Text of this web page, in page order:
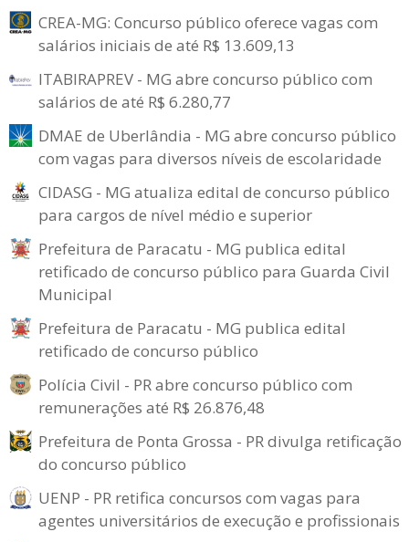
CREA-MG: Concurso público oferece vagas com
salários iniciais de até R$ 13.609,13
ITABIRAPREV - MG abre concurso público com
salários de até R$ 6.280,77
DMAE de Uberlândia - MG abre concurso público
com vagas para diversos níveis de escolaridade
CIDASG - MG atualiza edital de concurso público
para cargos de nível médio e superior
Prefeitura de Paracatu - MG publica edital
retificado de concurso público para Guarda Civil
Municipal
Prefeitura de Paracatu - MG publica edital
retificado de concurso público
Polícia Civil - PR abre concurso público com
remunerações até R$ 26.876,48
Prefeitura de Ponta Grossa - PR divulga retificação
do concurso público
UENP - PR retifica concursos com vagas para
agentes universitários de execução e profissionais